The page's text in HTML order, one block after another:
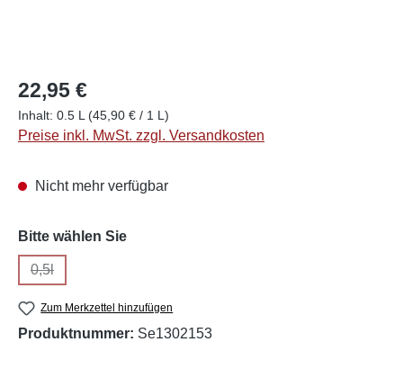
22,95 €
Inhalt: 0.5 L (45,90 € / 1 L)
Preise inkl. MwSt. zzgl. Versandkosten
Nicht mehr verfügbar
Bitte wählen Sieauswählen
0,5l
(Diese Option ist zurzeit nicht verfügbar.)
Zum Merkzettel hinzufügen
Produktnummer: Se1302153